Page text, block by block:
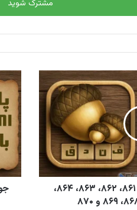
جواب بازی فندق مراحل ۸۶۱، ۸۶۲، ۸۶۳، ۸۶۴،